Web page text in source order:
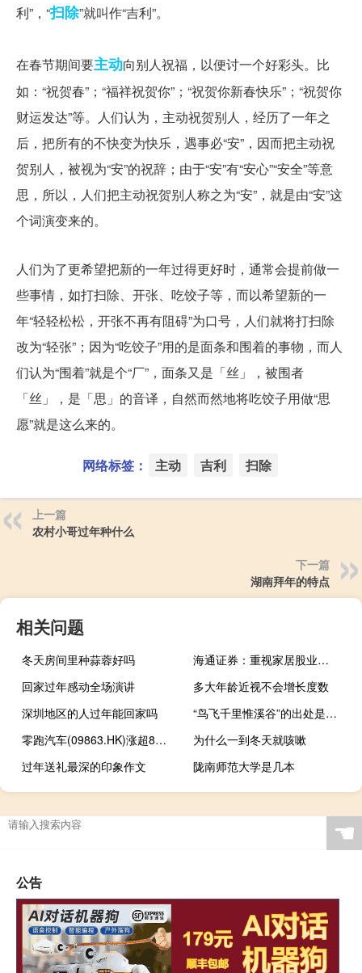
利”，“扫除”就叫作“吉利”。
在春节期间要主动向别人祝福，以便讨一个好彩头。比
如：“祝贺春”；“福祥祝贺你”；“祝贺你新春快乐”；“祝贺你
财运发达”等。人们认为，主动祝贺别人，经历了一年之
后，把所有的不快变为快乐，遇事必“安”，因而把主动祝
贺别人，被视为“安”的祝辞；由于“安”有“安心”“安全”等意
思，所以，人们把主动祝贺别人称之为“安”，就是由“安”这
个词演变来的。
人们为了更希望把新的一年过得更好时，通常会提前做一
些事情，如打扫除、开张、吃饺子等，而以希望新的一
年“轻轻松松，开张不再有阻碍”为口号，人们就将打扫除
改为“轻张”；因为“吃饺子”用的是面条和围着的事物，而人
们认为“围着”就是个“厂”，面条又是「丝」，被围者
「丝」，是「思」的音译，自然而然地将吃饺子用做“思
愿”就是这么来的。
网络标签： 主动 吉利 扫除
上一篇
农村小哥过年种什么
下一篇
湖南拜年的特点
相关问题
冬天房间里种蒜蓉好吗
海通证券：重视家居股业绩修复弹性
回家过年感动全场演讲
多大年龄近视不会增长度数
深圳地区的人过年能回家吗
“鸟飞千里惟溪谷”的出处是哪里
零跑汽车(09863.HK)涨超8%公司昨日官宣全系车型降价最高补贴10000元
为什么一到冬天就咳嗽
过年送礼最深的印象作文
陇南师范大学是几本
☚
公告